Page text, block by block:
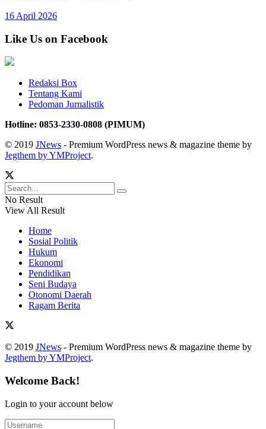
16 April 2026
Like Us on Facebook
Redaksi Box
Tentang Kami
Pedoman Jurnalistik
Hotline: 0853-2330-0808 (PIMUM)
© 2019 JNews - Premium WordPress news & magazine theme by
Jegthem by YMProject.
No Result
View All Result
Home
Sosial Politik
Hukum
Ekonomi
Pendidikan
Seni Budaya
Otonomi Daerah
Ragam Berita
© 2019 JNews - Premium WordPress news & magazine theme by
Jegthem by YMProject.
Welcome Back!
Login to your account below